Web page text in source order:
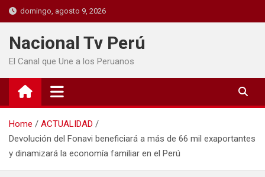
domingo, agosto 9, 2026
Nacional Tv Perú
El Canal que Une a los Peruanos
Home
ACTUALIDAD
Devolución del Fonavi beneficiará a más de 66 mil exaportantes
y dinamizará la economía familiar en el Perú